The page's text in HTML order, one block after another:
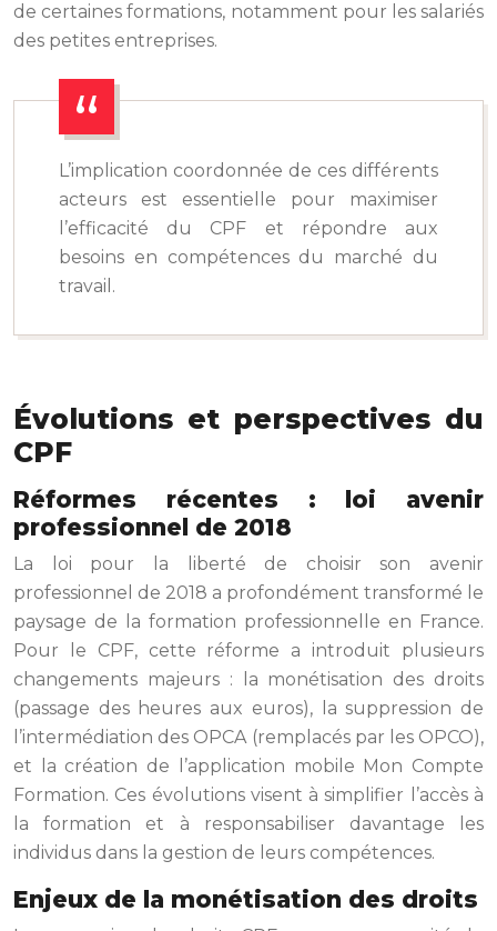
de certaines formations, notamment pour les salariés
des petites entreprises.
L’implication coordonnée de ces différents
acteurs est essentielle pour maximiser
l’efficacité du CPF et répondre aux
besoins en compétences du marché du
travail.
Évolutions et perspectives du
CPF
Réformes récentes : loi avenir
professionnel de 2018
La loi pour la liberté de choisir son avenir
professionnel de 2018 a profondément transformé le
paysage de la formation professionnelle en France.
Pour le CPF, cette réforme a introduit plusieurs
changements majeurs : la monétisation des droits
(passage des heures aux euros), la suppression de
l’intermédiation des OPCA (remplacés par les OPCO),
et la création de l’application mobile Mon Compte
Formation. Ces évolutions visent à simplifier l’accès à
la formation et à responsabiliser davantage les
individus dans la gestion de leurs compétences.
Enjeux de la monétisation des droits